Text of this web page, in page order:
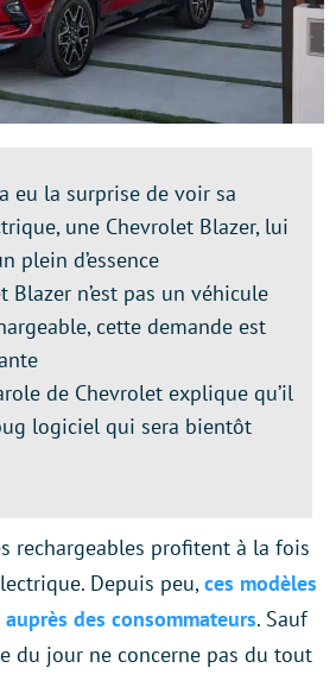
eu la surprise de voir sa
une Chevrolet Blazer, lui
plein d’essence
Blazer n’est pas un véhicule
cette demande est
de Chevrolet explique qu’il
logiciel qui sera bientôt
rechargeables profitent à la fois
Depuis peu, ces modèles
des consommateurs. Sauf
du jour ne concerne pas du tout